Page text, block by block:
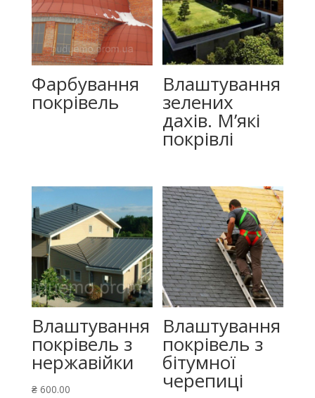
Фарбування
покрівель
Влаштування
зелених
дахів. М’які
покрівлі
Влаштування
покрівель з
нержавійки
₴600.00
Влаштування
покрівель з
бітумної
черепиці